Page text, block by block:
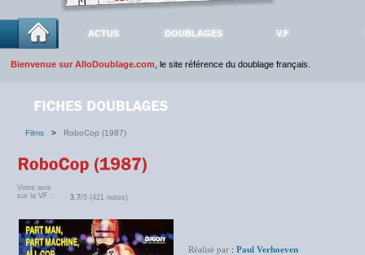
ACTUS DOUBLAGES V.F
Bienvenue sur AlloDoublage.com , le site référence du doublage français.
Films > RoboCop (1987)
Votre avis
sur la VF :
3.7/5 (421 notes)
Réalisé par : Paul Verhoeven